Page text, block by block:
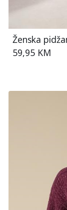
Ženska
59,95 KM